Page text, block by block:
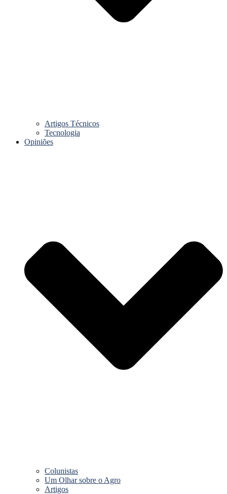
Artigos Técnicos
Tecnologia
Opiniões
Colunistas
Um Olhar sobre o Agro
Artigos